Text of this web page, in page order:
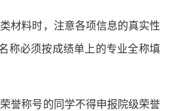
材料时，注意各项信息的真实性
称必须按成绩单上的专业全称填
誉称号的同学不得申报院级荣誉